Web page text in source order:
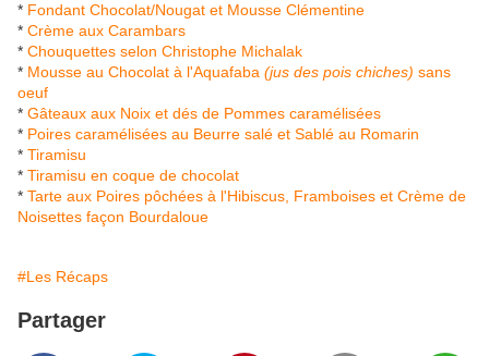
* Fondant Chocolat/Nougat et Mousse Clémentine
* Crème aux Carambars
* Chouquettes selon Christophe Michalak
* Mousse au Chocolat à l'Aquafaba (jus des pois chiches) sans
oeuf
* Gâteaux aux Noix et dés de Pommes caramélisées
* Poires caramélisées au Beurre salé et Sablé au Romarin
* Tiramisu
* Tiramisu en coque de chocolat
* Tarte aux Poires pôchées à l'Hibiscus, Framboises et Crème de
Noisettes façon Bourdaloue
#Les Récaps
Partager